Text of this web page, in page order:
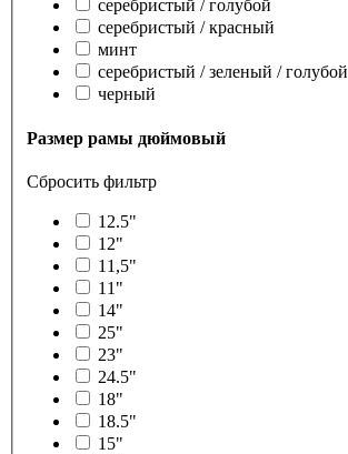
серебристый / голубой
серебристый / красный
минт
серебристый / зеленый / голубой
черный
Размер рамы дюймовый
Сбросить фильтр
12.5"
12"
11,5"
11"
14"
25"
23"
24.5"
18"
18.5"
15"